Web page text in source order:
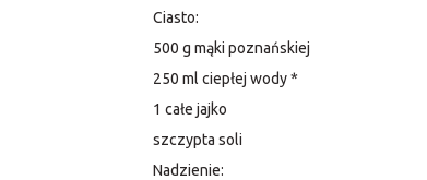
Ciasto:
500 g mąki poznańskiej
250 ml ciepłej wody *
1 całe jajko
szczypta soli
Nadzienie: